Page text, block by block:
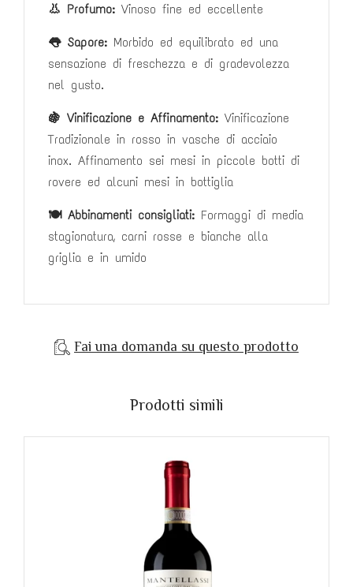
👃 Profumo: Vinoso fine ed eccellente
👅 Sapore: Morbido ed equilibrato ed una
sensazione di freschezza e di gradevolezza
nel gusto.
🍇 Vinificazione e Affinamento: Vinificazione
Tradizionale in rosso in vasche di acciaio
inox. Affinamento sei mesi in piccole botti di
rovere ed alcuni mesi in bottiglia
🍽️ Abbinamenti consigliati: Formaggi di media
stagionatura, carni rosse e bianche alla
griglia e in umido
Fai una domanda su questo prodotto
Prodotti simili